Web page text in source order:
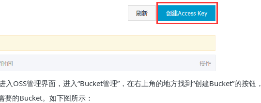
OSS管理界面，进入“Bucket管理”，在右上角的地方找到“创建Bucket”的按钮，
要的Bucket。如下图所示：